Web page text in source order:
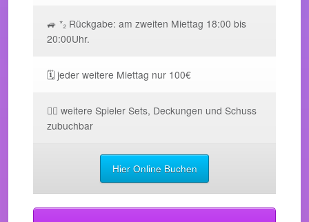
🚙 *₂ Rückgabe: am zweiten Miettag 18:00 bis
20:00Uhr.
🗓️ jeder weitere Miettag nur 100€
🧘‍♀️ weitere Spieler Sets, Deckungen und Schuss
zubuchbar
Hier Online Buchen